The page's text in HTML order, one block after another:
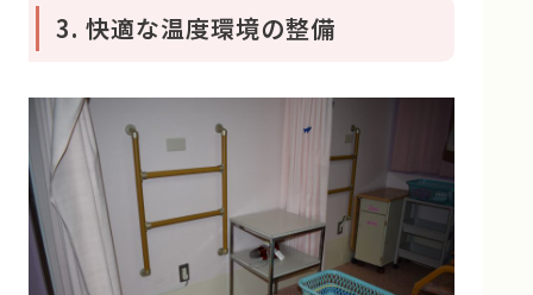
3. 快適な温度環境の整備